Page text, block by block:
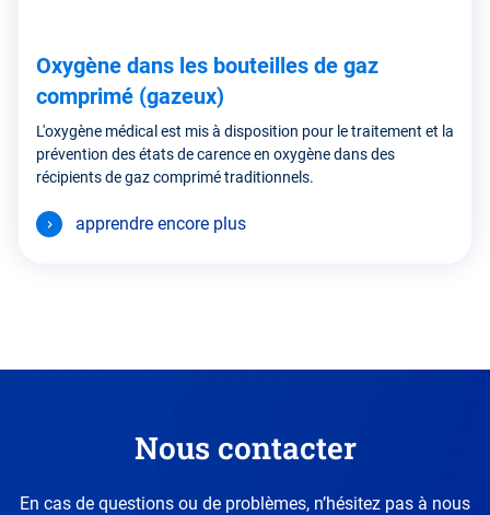
Oxygène dans les bouteilles de gaz
comprimé (gazeux)
L'oxygène médical est mis à disposition pour le traitement et la
prévention des états de carence en oxygène dans des
récipients de gaz comprimé traditionnels.
apprendre encore plus
Nous contacter
En cas de questions ou de problèmes, n’hésitez pas à nous